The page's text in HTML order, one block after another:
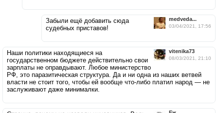
medveda...
03/04/2021, 17:56
Забыли ещё добавить сюда
судебных приставов!
vitenika73
08/03/2021, 21:10
Наши политики находящиеся на
государственном бюджете действительно свои
зарплаты не оправдывают. Любое министерство
РФ, это паразитическая структура. Да и ни одна из наших ветвей
власти не стоит того, чтобы ей вообще что-либо платил народ — не
заслуживают даже минималки.